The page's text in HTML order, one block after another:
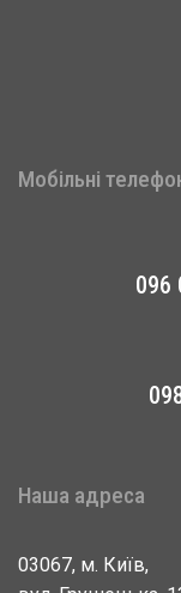
Мобільні
096
Наша адреса
03067, м. Київ,